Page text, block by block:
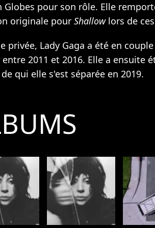
Globes pour son rôle. Elle
originale pour Shallowlors de
privée, Lady Gaga a été en
entre 2011 et 2016. Elle a ensuite
qui elle s'est séparée en 2019.